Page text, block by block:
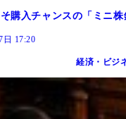
購入チャンスの「ミニ
日 17:20
経済・ビジ